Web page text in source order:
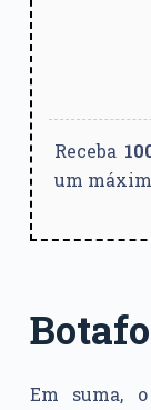
Receba
um
Em suma, o